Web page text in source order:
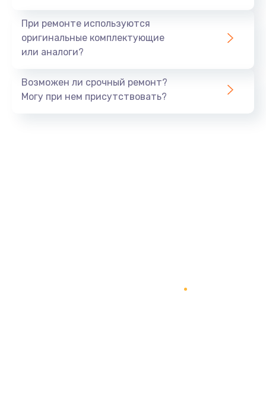
Заказать
1060 руб.
При ремонте используются
оригинальные комплектующие
или аналоги?
Возможен ли срочный ремонт?
Могу при нем присутствовать?